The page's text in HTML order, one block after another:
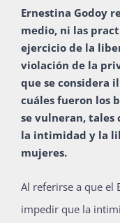
Ernestina Godoy
medio, ni las
ejercicio de la
violación de la
que se considera
cuáles fueron los
se vulneran, tales
la intimidad y la
mujeres.
Al referirse a que el
impedir que la